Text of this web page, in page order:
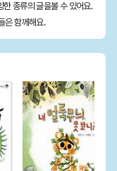
종류의 글을볼 수 있어요.
은 함께해요.